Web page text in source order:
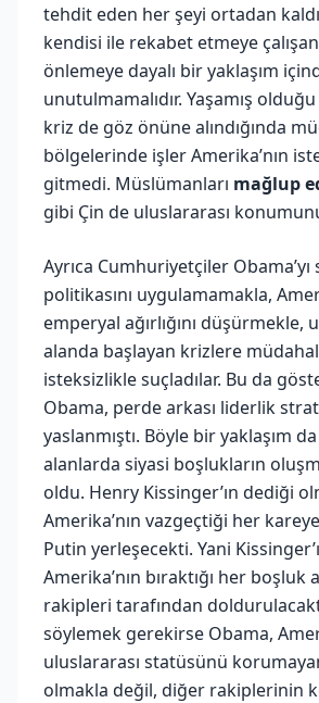
tehdit eden her şeyi ortadan
kendisi ile rekabet etmeye
önlemeye dayalı bir yaklaşım
unutulmamalıdır. Yaşamış
kriz de göz önüne alındığında
bölgelerinde işler Amerika’nın
gitmedi. Müslümanları mağlup
gibi Çin de uluslararası
Ayrıca Cumhuriyetçiler
politikasını uygulamamakla,
emperyal ağırlığını düşürmekle,
alanda başlayan krizlere
isteksizlikle suçladılar. Bu da
Obama, perde arkası liderlik
yaslanmıştı. Böyle bir yaklaşım
alanlarda siyasi boşlukların
oldu. Henry Kissinger’ın dediği
Amerika’nın vazgeçtiği her
Putin yerleşecekti. Yani
Amerika’nın bıraktığı her boşluk
rakipleri tarafından
söylemek gerekirse Obama,
uluslararası statüsünü
olmakla değil, diğer rakiplerinin